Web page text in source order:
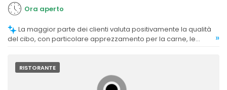
Ora aperto
del cibo, con particolare apprezzamento per la carne, le
»
RISTORANTE